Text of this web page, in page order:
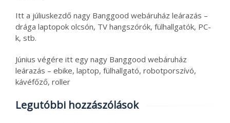
Itt a júliuskezdő nagy Banggood webáruház leárazás –
drága laptopok olcsón, TV hangszórók, fülhallgatók, PC-
k, stb.
Június végére itt egy nagy Banggood webáruház
leárazás – ebike, laptop, fülhallgató, robotporszívó,
kávéfőző, roller
Legutóbbi hozzászólások